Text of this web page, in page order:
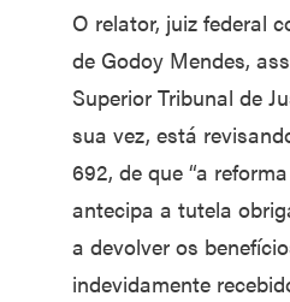
O relator, juiz federal
de Godoy Mendes,
Superior Tribunal de
sua vez, está
692, de que “a
antecipa a tutela
a devolver os
indevidamente